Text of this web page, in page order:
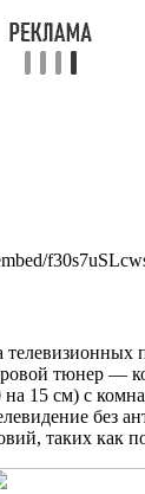
тюнер —
15 см) с
без
таких как